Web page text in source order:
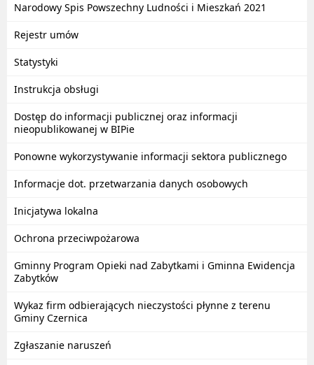
Narodowy Spis Powszechny Ludności i Mieszkań 2021
Rejestr umów
Statystyki
Instrukcja obsługi
Dostęp do informacji publicznej oraz informacji
nieopublikowanej w BIPie
Ponowne wykorzystywanie informacji sektora publicznego
Informacje dot. przetwarzania danych osobowych
Inicjatywa lokalna
Ochrona przeciwpożarowa
Gminny Program Opieki nad Zabytkami i Gminna Ewidencja
Zabytków
Wykaz firm odbierających nieczystości płynne z terenu
Gminy Czernica
Zgłaszanie naruszeń